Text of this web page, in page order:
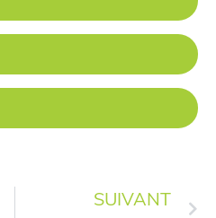
SUIVANT